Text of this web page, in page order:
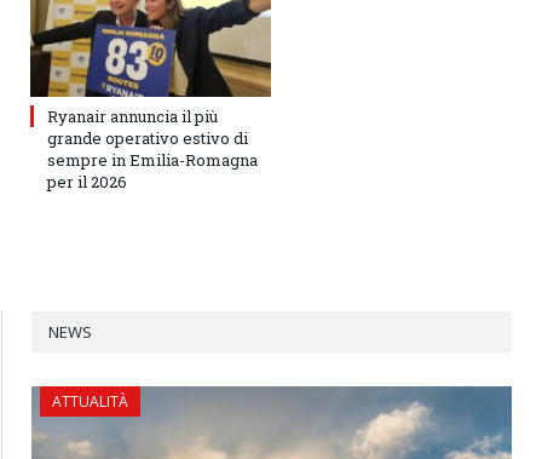
Ryanair annuncia il più
grande operativo estivo di
sempre in Emilia-Romagna
per il 2026
NEWS
ATTUALITÀ